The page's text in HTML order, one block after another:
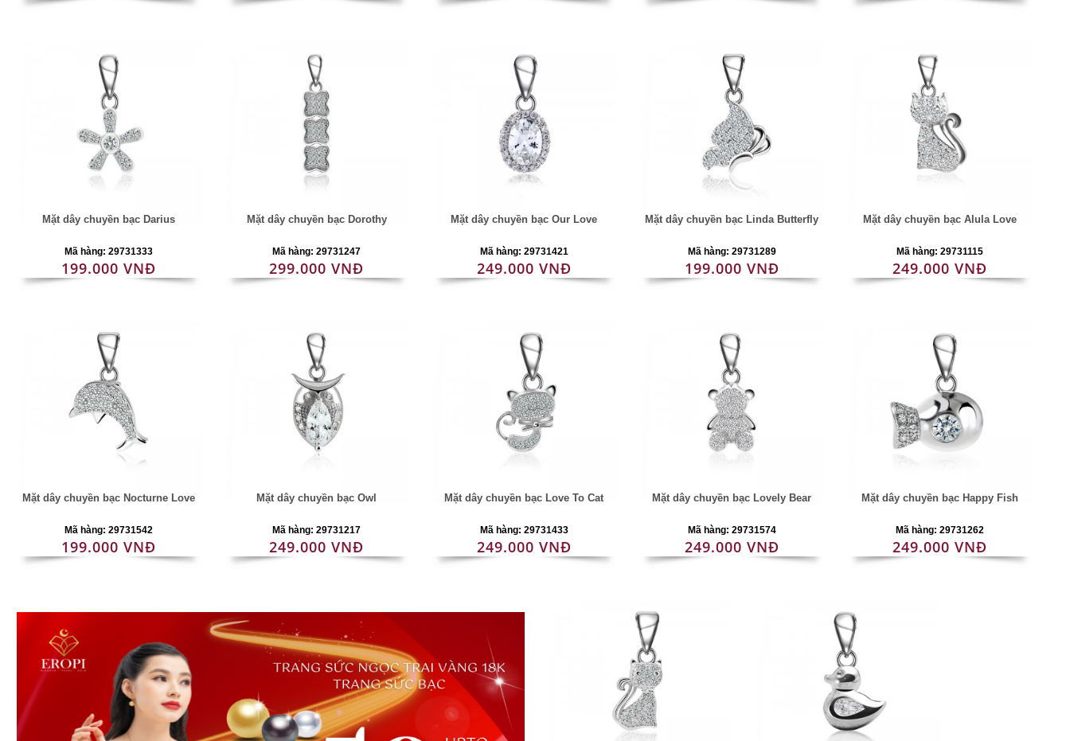
Mặt dây chuyền bạc Darius
Mã hàng: 29731333
199.000 VNĐ
Mặt dây chuyền bạc Dorothy
Mã hàng: 29731247
299.000 VNĐ
Mặt dây chuyền bạc Our Love
Mã hàng: 29731421
249.000 VNĐ
Mặt dây chuyền bạc Linda Butterfly
Mã hàng: 29731289
199.000 VNĐ
Mặt dây chuyền bạc Alula Love
Mã hàng: 29731115
249.000 VNĐ
Mặt dây chuyền bạc Nocturne Love
Mã hàng: 29731542
199.000 VNĐ
Mặt dây chuyền bạc Owl
Mã hàng: 29731217
249.000 VNĐ
Mặt dây chuyền bạc Love To Cat
Mã hàng: 29731433
249.000 VNĐ
Mặt dây chuyền bạc Lovely Bear
Mã hàng: 29731574
249.000 VNĐ
Mặt dây chuyền bạc Happy Fish
Mã hàng: 29731262
249.000 VNĐ